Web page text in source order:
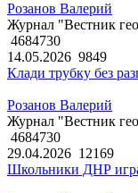
Розанов Валерий
Журнал "Вестник
4684730
14.05.2026 9849
Клади трубку без
Розанов Валерий
Журнал "Вестник
4684730
29.04.2026 12169
Школьники ДНР